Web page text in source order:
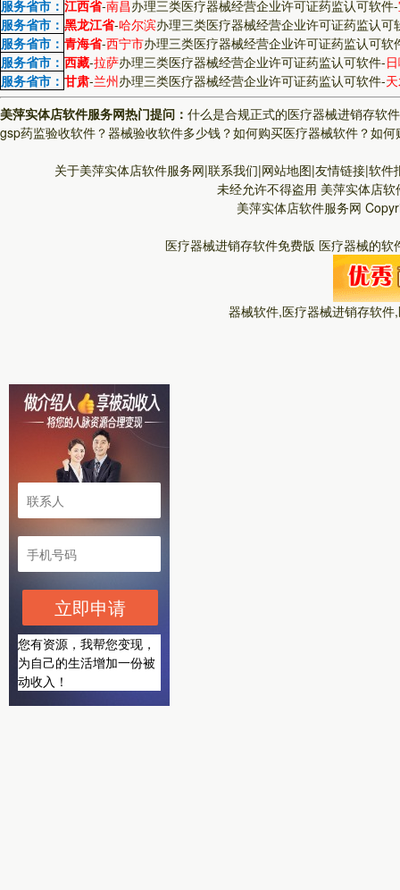
服务省市： 江西省-南昌办理三类医疗器械经营企业许可证药监认可软件-
服务省市： 黑龙江省-哈尔滨办理三类医疗器械经营企业许可证药监认可
服务省市： 青海省-西宁市办理三类医疗器械经营企业许可证药监认可软
服务省市： 西藏-拉萨办理三类医疗器械经营企业许可证药监认可软件-
服务省市： 甘肃-兰州办理三类医疗器械经营企业许可证药监认可软件-
美萍实体店软件服务网热门提问： 什么是合规正式的医疗器械进销存软
gsp药监验收软件？器械验收软件多少钱？如何购买医疗器械软件？如何
关于美萍实体店软件服务网|联系我们|网站地图|友情链接|软
未经允许不得盗用 美萍实体店软
美萍实体店软件服务网
医疗器械进销存软件免费版 医疗器械的
器械软件,医疗器械进销存软
立即申请
您有资源，我帮您变现，
为自己的生活增加一份被
动收入！